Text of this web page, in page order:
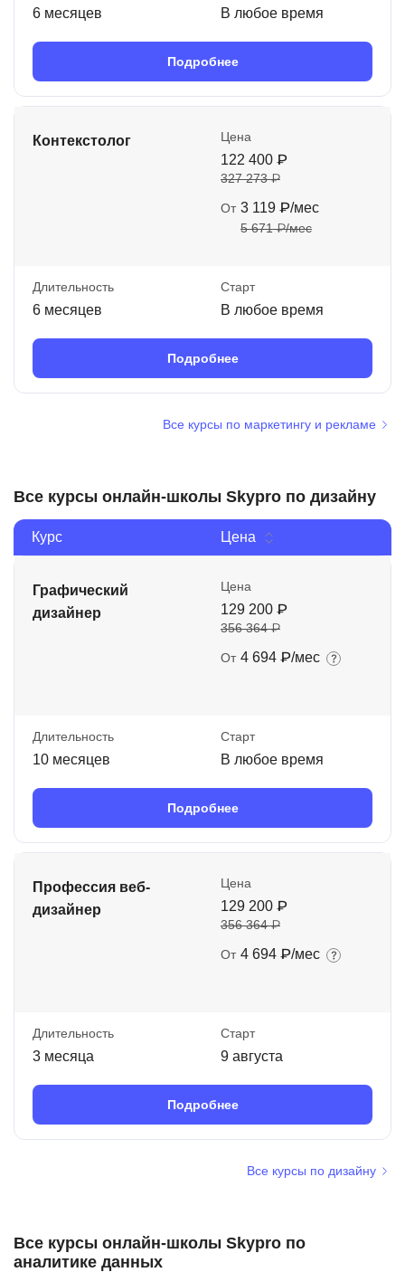
6 месяцев В любое время
Подробнее
Контекстолог Цена
122 400 ₽
327 273 ₽
От 3 119 ₽/мес
5 671 ₽/мес
Длительность
6 месяцев
Старт
В любое время
Подробнее
Все курсы по маркетингу и рекламе
Все курсы онлайн-школы Skypro по дизайну
Курс Цена
Графический
дизайнер
Цена
129 200 ₽
356 364 ₽
От 4 694 ₽/мес
Длительность
10 месяцев
Старт
В любое время
Подробнее
Профессия веб-
дизайнер
Цена
129 200 ₽
356 364 ₽
От 4 694 ₽/мес
Длительность
3 месяца
Старт
9 августа
Подробнее
Все курсы по дизайну
Все курсы онлайн-школы Skypro по
аналитике данных